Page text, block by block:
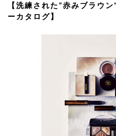
【洗練された“赤みブラウ
ーカタログ】